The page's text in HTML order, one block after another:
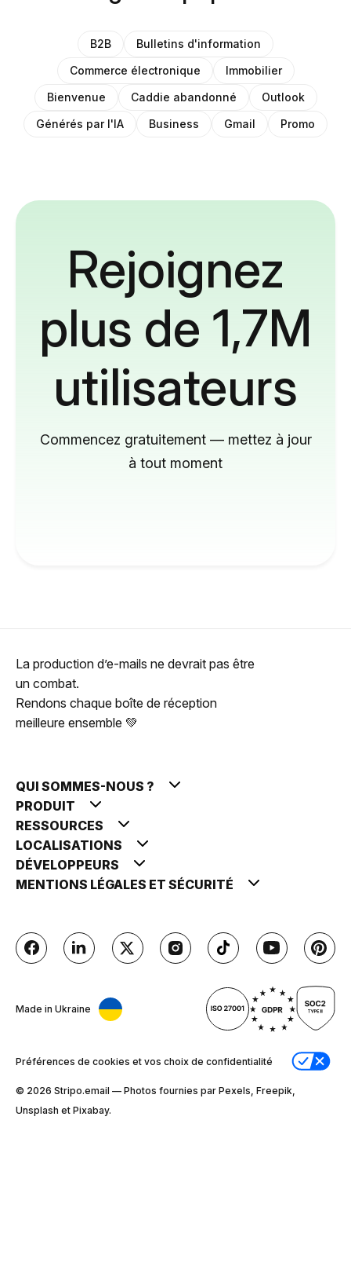
B2B
Bulletins d'information
Commerce électronique
Immobilier
Bienvenue
Caddie abandonné
Outlook
Générés par l'IA
Business Gmail Promo
Rejoignez
plus de 1,7M
utilisateurs
Commencez gratuitement — mettez à jour
à tout moment
La production d’e-mails ne devrait pas être
un combat.
Rendons chaque boîte de réception
meilleure ensemble 💚
QUI SOMMES-NOUS ?
PRODUIT
RESSOURCES
LOCALISATIONS
DÉVELOPPEURS
MENTIONS LÉGALES ET SÉCURITÉ
Made in Ukraine
Préférences de cookies et vos choix de confidentialité
© 2026 Stripо.email — Photos fournies par Pexels, Freepik,
Unsplash et Pixabay.